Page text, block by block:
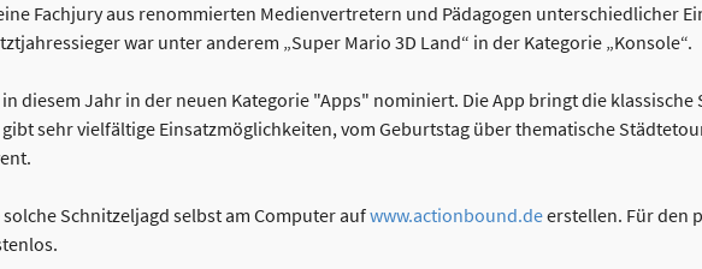
Fachjury aus renommierten Medienvertretern und Pädagogen unterschiedlicher
war unter anderem „Super Mario 3D Land“ in der Kategorie „Konsole“.
diesem Jahr in der neuen Kategorie "Apps" nominiert. Die App bringt die klassische
sehr vielfältige Einsatzmöglichkeiten, vom Geburtstag über thematische
Schnitzeljagd selbst am Computer aufwww.actionbound.deerstellen. Für den